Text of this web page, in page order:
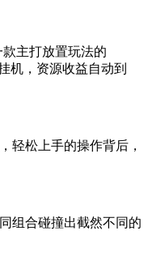
主打放置玩法的
机，资源收益自动到
轻松上手的操作背后，
组合碰撞出截然不同的